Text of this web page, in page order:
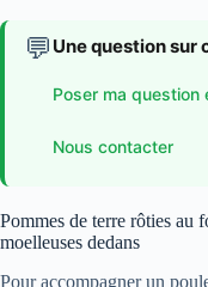
💬 Une question sur
Poser ma question
Nous contacter
Pommes de terre rôties au
moelleuses dedans
Pour accompagner un